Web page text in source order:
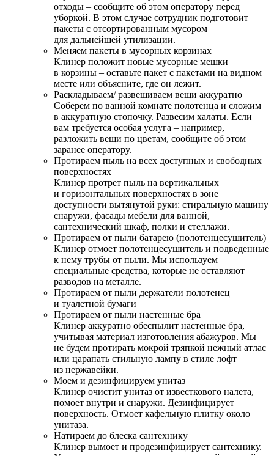
отходы – сообщите об этом оператору перед
уборкой. В этом случае сотрудник подготовит
пакеты с отсортированным мусором
для дальнейшей утилизации.
Меняем пакеты в мусорных корзинах
Клинер положит новые мусорные мешки
в корзины – оставьте пакет с пакетами на видном
месте или объясните, где он лежит.
Раскладываем/ развешиваем вещи аккуратно
Соберем по ванной комнате полотенца и сложим
в аккуратную стопочку. Развесим халаты. Если
вам требуется особая услуга – например,
разложить вещи по цветам, сообщите об этом
заранее оператору.
Протираем пыль на всех доступных и свободных
поверхностях
Клинер протрет пыль на вертикальных
и горизонтальных поверхностях в зоне
доступности вытянутой руки: стиральную машину
снаружи, фасады мебели для ванной,
сантехнический шкаф, полки и стеллажи.
Протираем от пыли батарею (полотенцесушитель)
Клинер отмоет полотенцесушитель и подведенные
к нему трубы от пыли. Мы используем
специальные средства, которые не оставляют
разводов на металле.
Протираем от пыли держатели полотенец
и туалетной бумаги
Протираем от пыли настенные бра
Клинер аккуратно обеспылит настенные бра,
учитывая материал изготовления абажуров. Мы
не будем протирать мокрой тряпкой нежный атлас
или царапать стильную лампу в стиле лофт
из нержавейки.
Моем и дезинфицируем унитаз
Клинер очистит унитаз от известкового налета,
помоет внутри и снаружи. Дезинфицирует
поверхность. Отмоет кафельную плитку около
унитаза.
Натираем до блеска сантехнику
Клинер вымоет и продезинфицирует сантехнику.